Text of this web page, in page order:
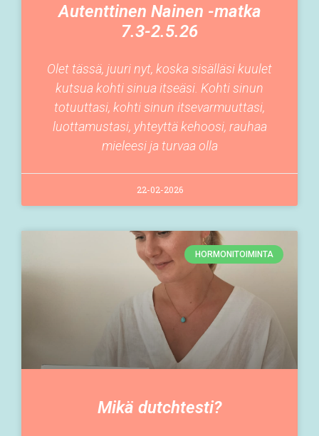
Autenttinen Nainen -matka
7.3-2.5.26
Olet tässä, juuri nyt, koska sisälläsi kuulet
kutsua kohti sinua itseäsi. Kohti sinun
totuuttasi, kohti sinun itsevarmuuttasi,
luottamustasi, yhteyttä kehoosi, rauhaa
mieleesi ja turvaa olla
22-02-2026
HORMONITOIMINTA
Mikä dutchtesti?